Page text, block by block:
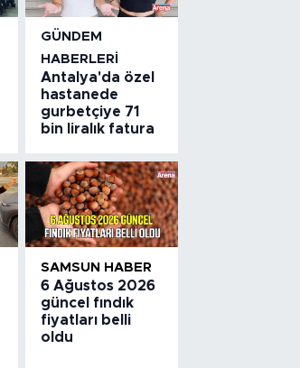
GÜNDEM
HABERLERI
Antalya'da özel
hastanede
gurbetçiye 71
bin liralık fatura
SAMSUN HABER
6 Ağustos 2026
güncel fındık
fiyatları belli
oldu